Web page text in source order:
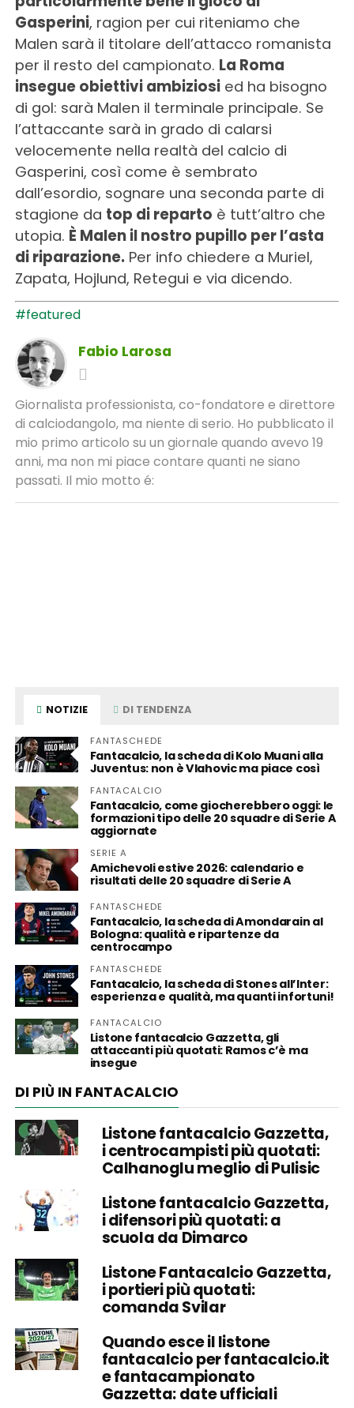
Gasperini, ragion per cui riteniamo che
Malen sarà il titolare dell’attacco romanista
per il resto del campionato. La Roma
insegue obiettivi ambiziosied ha bisogno
di gol: sarà Malen il terminale principale. Se
l’attaccante sarà in grado di calarsi
velocemente nella realtà del calcio di
Gasperini, così come è sembrato
dall’esordio, sognare una seconda parte di
stagione da top di reparto è tutt’altro che
utopia. È Malen il nostro pupillo per l’asta
di riparazione. Per info chiedere a Muriel,
Zapata, Hojlund, Retegui e via dicendo.
#featured
Fabio Larosa
Giornalista professionista, co-fondatore e direttore
di calciodangolo, ma niente di serio. Ho pubblicato il
mio primo articolo su un giornale quando avevo 19
anni, ma non mi piace contare quanti ne siano
passati. Il mio motto é:
NOTIZIE DI TENDENZA
FANTASCHEDE
Fantacalcio, la scheda di Kolo Muani alla
Juventus: non è Vlahovic ma piace così
FANTACALCIO
Fantacalcio, come giocherebbero oggi: le
formazioni tipo delle 20 squadre di Serie A
aggiornate
SERIE A
Amichevoli estive 2026: calendario e
risultati delle 20 squadre di Serie A
FANTASCHEDE
Fantacalcio, la scheda di Amondarain al
Bologna: qualità e ripartenze da
centrocampo
FANTASCHEDE
Fantacalcio, la scheda di Stones all’Inter:
esperienza e qualità, ma quanti infortuni!
FANTACALCIO
Listone fantacalcio Gazzetta, gli
attaccanti più quotati: Ramos c’è ma
insegue
DI PIÙ IN FANTACALCIO
Listone fantacalcio Gazzetta,
i centrocampisti più quotati:
Calhanoglu meglio di Pulisic
Listone fantacalcio Gazzetta,
i difensori più quotati: a
scuola da Dimarco
Listone Fantacalcio Gazzetta,
i portieri più quotati:
comanda Svilar
Quando esce il listone
fantacalcio per fantacalcio.it
e fantacampionato
Gazzetta: date ufficiali